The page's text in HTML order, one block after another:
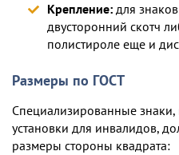
Крепление: для
двусторонний скотч
полистироле еще и
Размеры по ГОСТ
Специализированные
установки для инвалидов,
размеры стороны квадрата: